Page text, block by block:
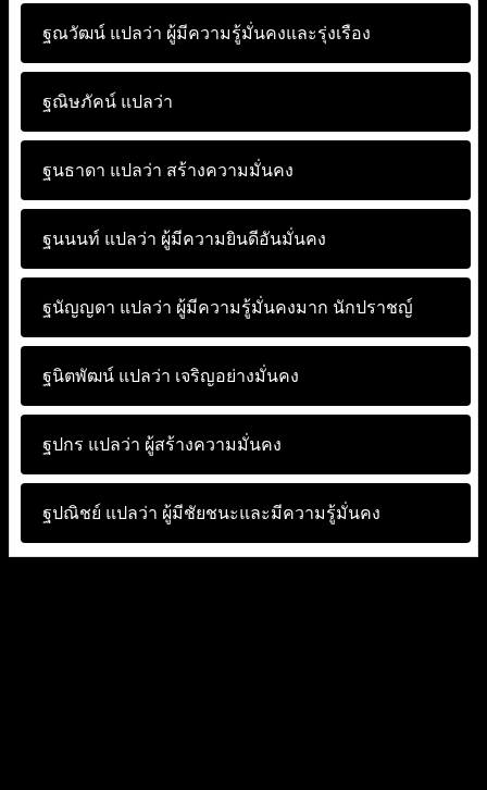
ฐณวัฒน์ แปลว่า ผู้มีความรู้มั่นคงและรุ่งเรือง
ฐณิษภัคน์ แปลว่า
ฐนธาดา แปลว่า สร้างความมั่นคง
ฐนนนท์ แปลว่า ผู้มีความยินดีอันมั่นคง
ฐนัญญดา แปลว่า ผู้มีความรู้มั่นคงมาก นักปราชญ์
ฐนิตพัฒน์ แปลว่า เจริญอย่างมั่นคง
ฐปกร แปลว่า ผู้สร้างความมั่นคง
ฐปณิชย์ แปลว่า ผู้มีชัยชนะและมีความรู้มั่นคง